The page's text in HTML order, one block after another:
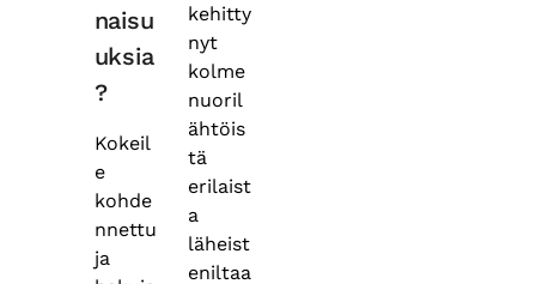
naisu
uksia
?
Kokeil
e
kohde
nnettu
ja
kehitty
nyt
kolme
nuoril
ähtöis
tä
erilaist
a
läheist
eniltaa